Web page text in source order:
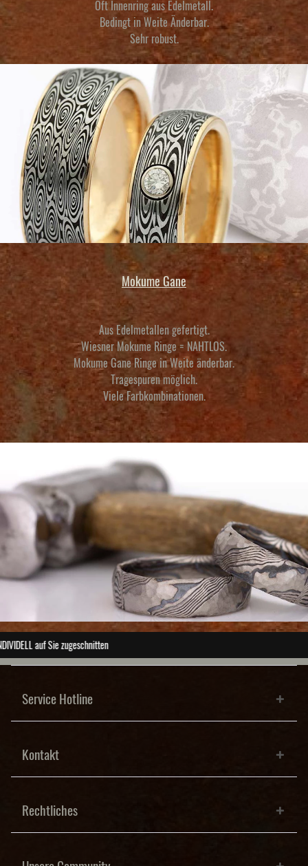
Mokume Gane
Oft Innenring aus Edelmetall.
Bedingt in Weite Änderbar.
Sehr robust.
Aus Edelmetallen gefertigt.
Wiesner Mokume Ringe = NAHTLOS.
Mokume Gane Ringein Weite änderbar.
Tragespuren möglich.
Viele Farbkombinationen.
Service Hotline
Kontakt
Rechtliches